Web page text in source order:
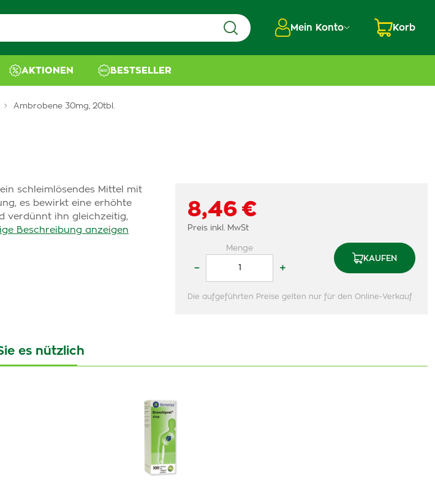
Mein Konto Korb
AKTIONEN BESTSELLER
Ambrobene 30mg, 20tbl.
schleimlösendes Mittel mit
es bewirkt eine erhöhte
verdünnt ihn gleichzeitig,
Beschreibung anzeigen
8,46 €
Preis inkl. MwSt
Menge
– +
KAUFEN
Die aufgeführten Preise gelten nur für den Online-Verkauf
es nützlich